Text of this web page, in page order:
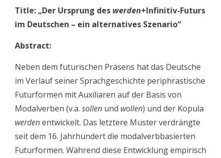
Title: „Der Ursprung des werden+Infinitiv-Futurs
im Deutschen – ein alternatives Szenario“
Abstract:
Neben dem futurischen Präsens hat das Deutsche
im Verlauf seiner Sprachgeschichte periphrastische
Futurformen mit Auxiliaren auf der Basis von
Modalverben (v.a. sollen und wollen) und der Kopula
werdenentwickelt. Das letztere Muster verdrängte
seit dem 16. Jahrhundert die modalverbbasierten
Futurformen. Während diese Entwicklung empirisch